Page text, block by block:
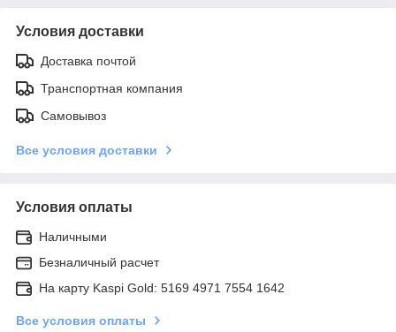
Условия доставки
Доставка почтой
Транспортная компания
Самовывоз
Все условия доставки
Условия оплаты
Наличными
Безналичный расчет
На карту Kaspi Gold: 5169 4971 7554 1642
Все условия оплаты